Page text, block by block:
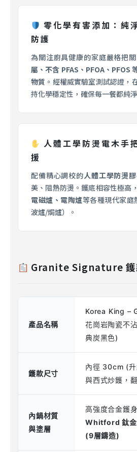
零化學有害添加：純
防護
為關注廚具健康的家庭嚴格把
屬、不含 PFAS、PFOA、PFOS
物質 。經權威實驗室測試認證，
持化學穩定性，確保每一餐都純
人體工學防燙電木手
援
配備精心調校的人體工學防燙
美、阻熱防燙。鑊底相容性極高，
電磁爐、電陶爐等各種現代家
波爐/焗爐）。
Granite Signature 鑊
產品名稱
Korea King –
花崗岩陶瓷不
典炭黑色)
鑊款尺寸
內徑 30cm (
與西式炒鑊，
內鍋材質
與塗層
高強度合金鑊
Whitford 鈦金
(9層鑄造)